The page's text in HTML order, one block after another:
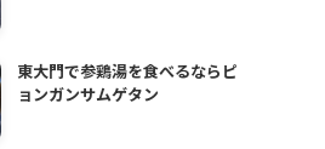
東大門で参鶏湯を食べるならピ
ョンガンサムゲタン